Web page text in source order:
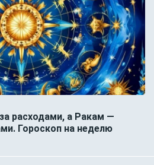
расходами, а Ракам —
Гороскоп на неделю